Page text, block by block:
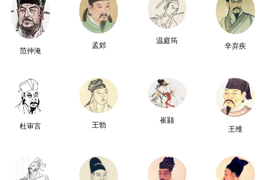
范仲淹
孟郊
温庭筠
辛弃疾
杜审言 王勃
崔颢
王维